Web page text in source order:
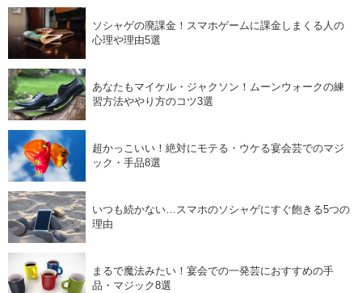
ソシャゲの廃課金！スマホゲームに課金しまくる人の
心理や理由5選
あなたもマイケル・ジャクソン！ムーンウォークの練
習方法ややり方のコツ3選
超かっこいい！絶対にモテる・ウケる宴会芸でのマジ
ック・手品8選
いつも続かない…スマホのソシャゲにすぐ飽きる5つの
理由
まるで魔法みたい！宴会での一発芸におすすめの手
品・マジック8選